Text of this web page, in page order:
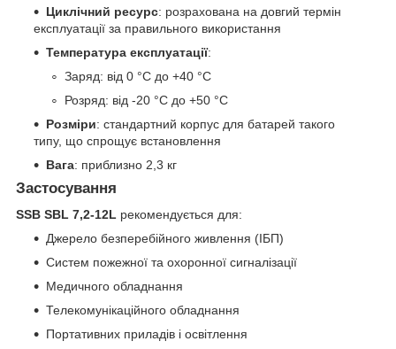
Циклічний ресурс: розрахована на довгий термін
експлуатації за правильного використання
Температура експлуатації:
Заряд: від 0 °C до +40 °C
Розряд: від -20 °C до +50 °C
Розміри: стандартний корпус для батарей такого
типу, що спрощує встановлення
Вага: приблизно 2,3 кг
Застосування
SSB SBL 7,2-12L рекомендується для:
Джерело безперебійного живлення (ІБП)
Систем пожежної та охоронної сигналізації
Медичного обладнання
Телекомунікаційного обладнання
Портативних приладів і освітлення